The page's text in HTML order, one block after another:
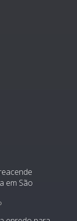
em São